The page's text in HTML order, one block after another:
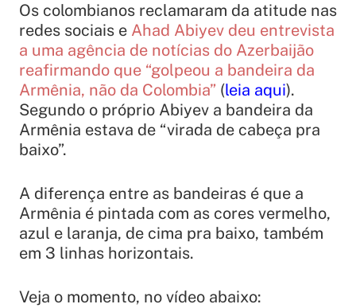
Os colombianos reclamaram da atitude nas
redes sociais e Ahad Abiyev deu entrevista
a uma agência de notícias do Azerbaijão
reafirmando que “golpeou a bandeira da
Armênia, não da Colombia” (leia aqui).
Segundo o próprio Abiyev a bandeira da
Armênia estava de “virada de cabeça pra
baixo”.
A diferença entre as bandeiras é que a
Armênia é pintada com as cores vermelho,
azul e laranja, de cima pra baixo, também
em 3 linhas horizontais.
Veja o momento, no vídeo abaixo: